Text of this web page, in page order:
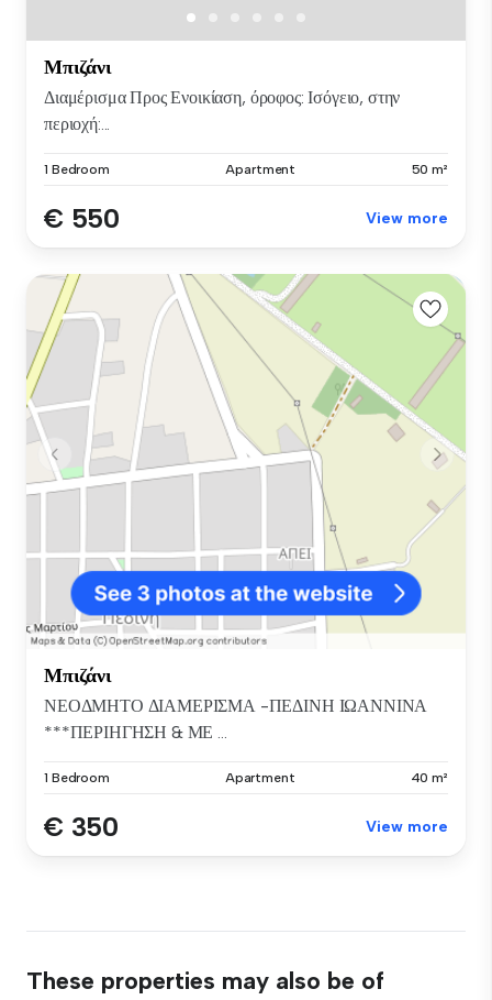
Μπιζάνι
Διαμέρισμα Προς Ενοικίαση, όροφος: Ισόγειο, στην
περιοχή:...
1 Bedroom Apartment 50 m²
€ 550 View more
Μπιζάνι
ΝΕΟΔΜΗΤΟ ΔΙΑΜΕΡΙΣΜΑ -ΠΕΔΙΝΗ ΙΩΑΝΝΙΝΑ
***ΠΕΡΙΗΓΗΣΗ & ΜΕ ...
1 Bedroom Apartment 40 m²
€ 350 View more
These properties may also be of